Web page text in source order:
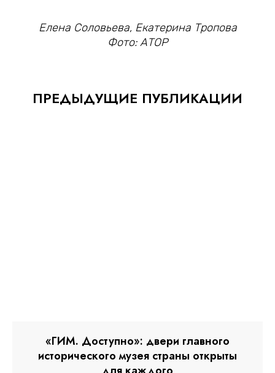
Елена Соловьева, Екатерина Тропова
Фото: АТОР
ПРЕДЫДУЩИЕ ПУБЛИКАЦИИ
«ГИМ. Доступно»: двери главного
исторического музея страны открыты